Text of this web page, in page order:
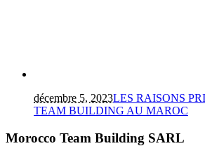
décembre 5, 2023LES RAISONS
TEAM BUILDING AU MAROC
Morocco Team Building SARL